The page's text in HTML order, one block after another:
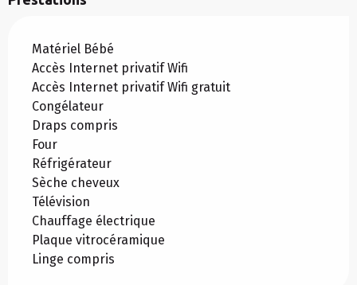
Matériel Bébé
Accès Internet privatif Wifi
Accès Internet privatif Wifi gratuit
Congélateur
Draps compris
Four
Réfrigérateur
Sèche cheveux
Télévision
Chauffage électrique
Plaque vitrocéramique
Linge compris